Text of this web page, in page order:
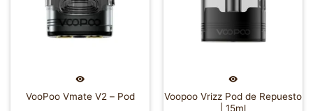
VooPoo Vmate V2 – Pod
Voopoo Vrizz Pod de Repuesto
| 15ml